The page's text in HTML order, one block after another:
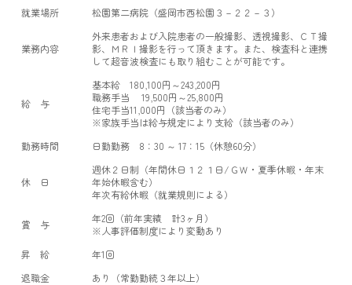
就業場所
松園第二病院（盛岡市西松園３－２２－３）
業務内容
外来患者および入院患者の一般撮影、透視撮影、ＣＴ撮
影、ＭＲＩ撮影を行って頂きます。また、検査科と連携
して超音波検査にも取り組むことが可能です。
給 与
基本給 180,100円～243,200円
職務手当 19,500円～25,800円
住宅手当11,000円（該当者のみ）
※家族手当は給与規定により支給（該当者のみ）
勤務時間
日勤勤務 8：30 ～ 17：15（休憩60分）
休 日
週休２日制（年間休日１２１日/ＧＷ・夏季休暇・年末
年始休暇含む）
年次有給休暇（就業規則による）
賞 与
年2回（前年実績 計3ヶ月）
※人事評価制度により変動あり
昇 給
年1回
退職金
あり（常勤勤続３年以上）